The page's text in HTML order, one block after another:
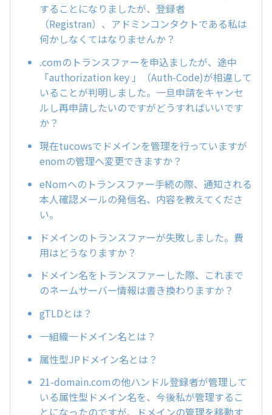
することになりましたが、登録者
（Registran）、アドミンコンタクトである私は
何かしなくてはなりませんか？
.comのトランスファーを申込ましたが、途中
「authorization key 」（Auth-Code)が相違して
いることが判明しました。一旦申請をキャンセ
ルし再申請したいのですがどうすればいいです
か？
現在tucowsでドメインを管理を行っていますが
enomの管理へ変更できますか？
eNomへのトランスファー手続の際、通知される
本人確認メールの発信名、内容を教えてくださ
い。
ドメインのトランスファーが失敗しました。費
用はどうなりますか？
ドメイン名をトランスファーした際、これまで
のネームサーバー情報は書き換わりますか？
gTLDとは？
一組織一ドメイン名とは？
属性型JPドメイン名とは？
21-domain.comの他ハンドル登録者が管理して
いる属性型ドメイン名を、今後私が管理するこ